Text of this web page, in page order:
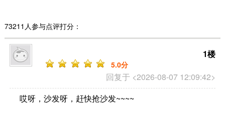
73211人参与点评打分：
回复于 <2026-08-07 12:09:42>
1楼
5.0分
哎呀，沙发呀，赶快抢沙发~~~~